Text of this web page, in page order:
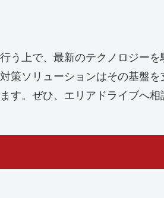
う上で、最新のテクノロジー
策ソリューションはその基盤
す。ぜひ、エリアドライブへ